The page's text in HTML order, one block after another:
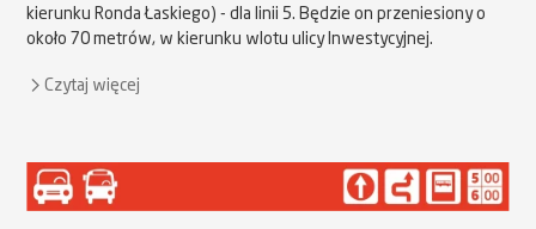
kierunku Ronda Łaskiego) - dla linii 5. Będzie on przeniesiony o
około 70 metrów, w kierunku wlotu ulicy Inwestycyjnej.
Czytaj więcej